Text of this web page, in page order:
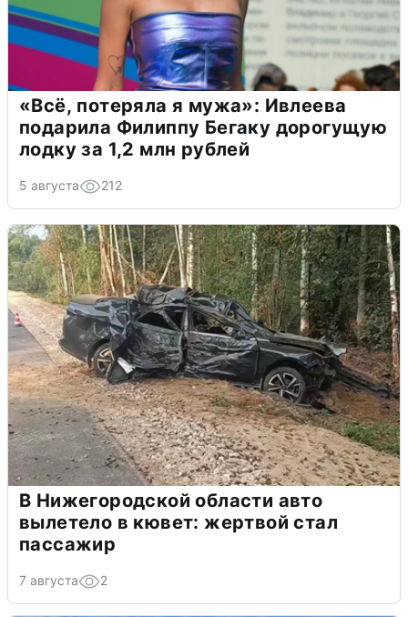
«Всё, потеряла я мужа»: Ивлеева
подарила Филиппу Бегаку дорогущую
лодку за 1,2 млн рублей
5 августа 212
В Нижегородской области авто
вылетело в кювет: жертвой стал
пассажир
7 августа 2